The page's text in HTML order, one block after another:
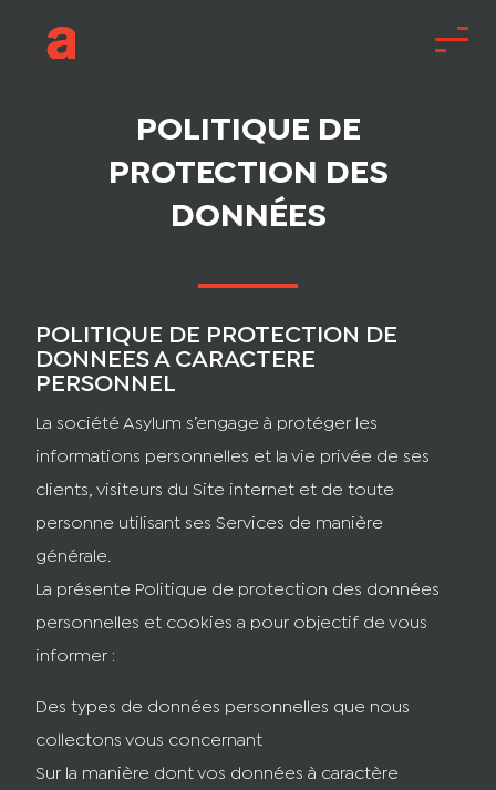
POLITIQUE DE
PROTECTION DES
DONNÉES
POLITIQUE DE PROTECTION DE
DONNEES A CARACTERE
PERSONNEL
La société Asylum s’engage à protéger les
informations personnelles et la vie privée de ses
clients, visiteurs du Site internet et de toute
personne utilisant ses Services de manière
générale.
La présente Politique de protection des données
personnelles et cookies a pour objectif de vous
informer :
Des types de données personnelles que nous
collectons vous concernant
Sur la manière dont vos données à caractère